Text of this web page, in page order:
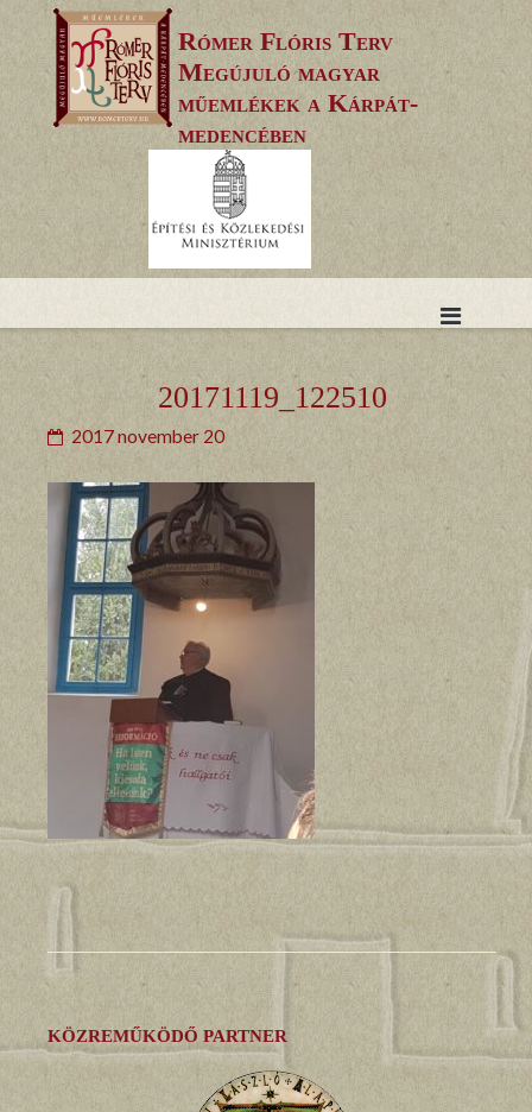
to
content
Rómer Flóris Terv
Megújuló magyar
műemlékek a Kárpát-
medencében
20171119_122510
2017 november 20
KÖZREMŰKÖDŐ PARTNER